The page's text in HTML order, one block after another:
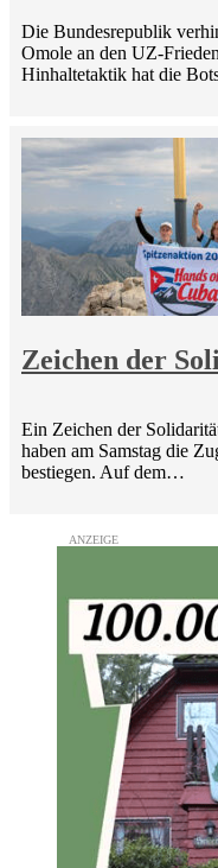
Die Bundesrepublik
Omole an den UZ-
Hinhaltetaktik hat die
Zeichen der
Ein Zeichen der
haben am Samstag die
bestiegen. Auf dem…